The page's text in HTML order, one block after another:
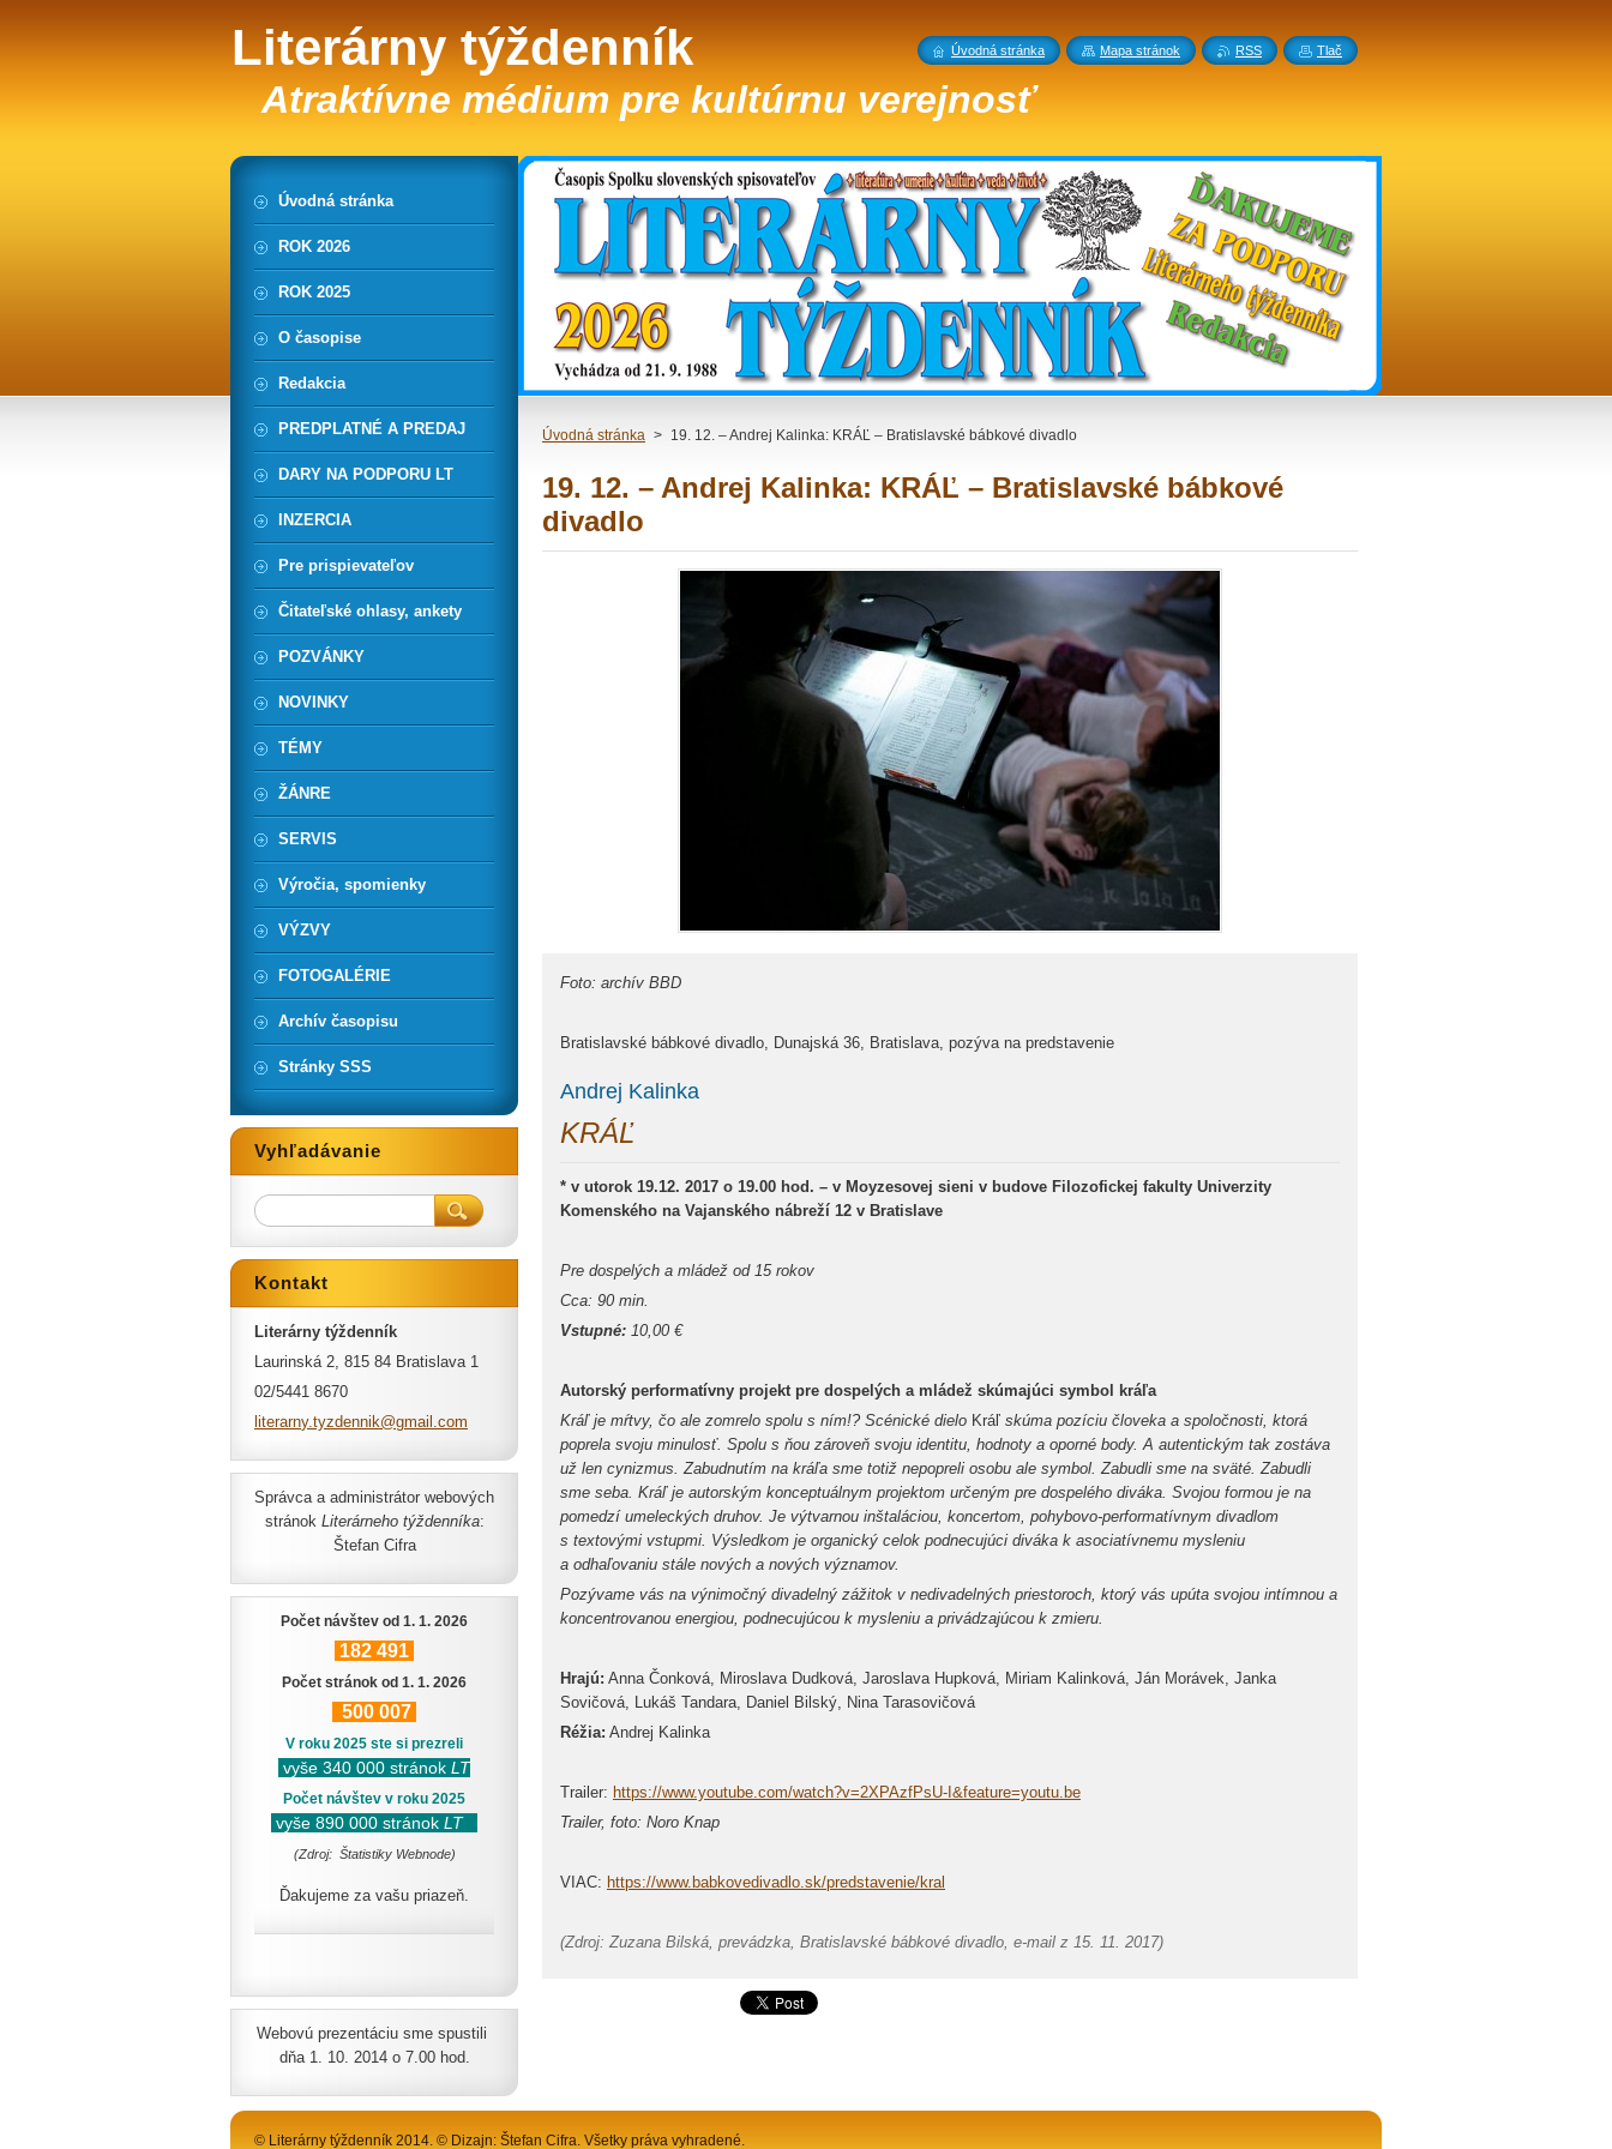
Literárny týždenník
Atraktívne médium pre kultúrnu verejnosť
Úvodná stránka > 19. 12. – Andrej Kalinka: KRÁĽ – Bratislavské bábkové divadlo
19. 12. – Andrej Kalinka: KRÁĽ – Bratislavské bábkové
divadlo
Foto: archív BBD
Bratislavské bábkové divadlo, Dunajská 36, Bratislava, pozýva na predstavenie
Andrej Kalinka
KRÁĽ
* v utorok 19.12. 2017 o 19.00 hod. – v Moyzesovej sieni v budove Filozofickej fakulty Univerzity
Komenského na Vajanského nábreží 12 v Bratislave
Pre dospelých a mládež od 15 rokov
Cca: 90 min.
Vstupné: 10,00 €
Autorský performatívny projekt pre dospelých a mládež skúmajúci symbol kráľa
Kráľ je mŕtvy, čo ale zomrelo spolu s ním!? Scénické dielo Kráľ skúma pozíciu človeka a spoločnosti, ktorá
poprela svoju minulosť. Spolu s ňou zároveň svoju identitu, hodnoty a oporné body. A autentickým tak zostáva
už len cynizmus. Zabudnutím na kráľa sme totiž nepopreli osobu ale symbol. Zabudli sme na sväté. Zabudli
sme seba. Kráľ je autorským konceptuálnym projektom určeným pre dospelého diváka. Svojou formou je na
pomedzí umeleckých druhov. Je výtvarnou inštaláciou, koncertom, pohybovo-performatívnym divadlom
s textovými vstupmi. Výsledkom je organický celok podnecujúci diváka k asociatívnemu mysleniu
a odhaľovaniu stále nových a nových významov.
Pozývame vás na výnimočný divadelný zážitok v nedivadelných priestoroch, ktorý vás upúta svojou intímnou a
koncentrovanou energiou, podnecujúcou k mysleniu a privádzajúcou k zmieru.
Hrajú: Anna Čonková, Miroslava Dudková, Jaroslava Hupková, Miriam Kalinková, Ján Morávek, Janka
Sovičová, Lukáš Tandara, Daniel Bilský, Nina Tarasovičová
Réžia: Andrej Kalinka
Trailer: https://www.youtube.com/watch?v=2XPAzfPsU-I&feature=youtu.be
Trailer, foto: Noro Knap
VIAC: https://www.babkovedivadlo.sk/predstavenie/kral
(Zdroj: Zuzana Bilská, prevádzka, Bratislavské bábkové divadlo, e-mail z 15. 11. 2017)
Úvodná stránka
ROK 2026
ROK 2025
O časopise
Redakcia
PREDPLATNÉ A PREDAJ
DARY NA PODPORU LT
INZERCIA
Pre prispievateľov
Čitateľské ohlasy, ankety
POZVÁNKY
NOVINKY
TÉMY
ŽÁNRE
SERVIS
Výročia, spomienky
VÝZVY
FOTOGALÉRIE
Archív časopisu
Stránky SSS
Vyhľadávanie
Kontakt
Literárny týždenník
Laurinská 2, 815 84 Bratislava 1
02/5441 8670
literarny.tyzdennik@gmai l.com
Správca a administrátor webových
stránok Literárneho týždenníka:
Štefan Cifra
Počet návštev od 1. 1. 2026
182 491
Počet stránok od 1. 1. 2026
500 007
V roku 2025 ste si prezreli
vyše 340 000 stránok LT
Počet návštev v roku 2025
vyše 890 000 stránok LT
(Zdroj: Štatistiky Webnode)
Ďakujeme za vašu priazeň.
Webovú prezentáciu sme spustili
dňa 1. 10. 2014 o 7.00 hod.
© Literárny týždenník 2014. © Dizajn: Štefan Cifra. Všetky práva vyhradené.
Úvodná stránka Mapa stránok RSS Tlač